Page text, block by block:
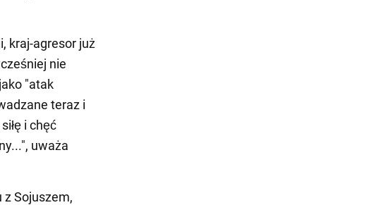
kraj-agresor już
nie
"atak
teraz i
i chęć
uważa
Sojuszem,